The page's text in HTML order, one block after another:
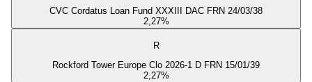
CVC Cordatus Loan Fund XXXIII DAC FRN 24/03/38
2,27%
R
Rockford Tower Europe Clo 2026-1 D FRN 15/01/39
2,27%